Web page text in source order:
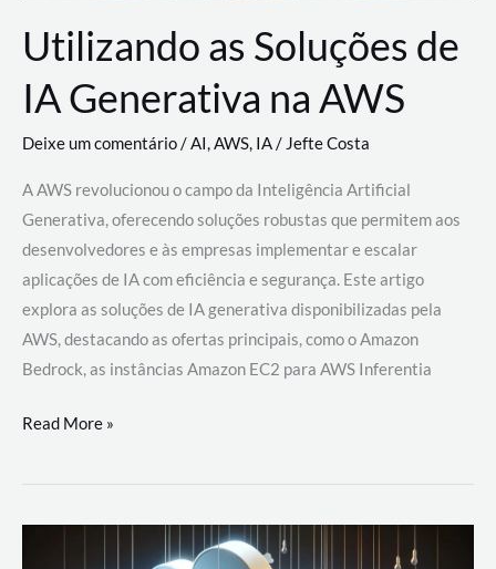
Utilizando as Soluções de
IA Generativa na AWS
Deixe um comentário/AI,AWS, IA/Jefte Costa
A AWS revolucionou o campo da Inteligência Artificial
Generativa, oferecendo soluções robustas que permitem aos
desenvolvedores e às empresas implementar e escalar
aplicações de IA com eficiência e segurança. Este artigo
explora as soluções de IA generativa disponibilizadas pela
AWS, destacando as ofertas principais, como o Amazon
Bedrock, as instâncias Amazon EC2 para AWS Inferentia
Utilizando
Soluções
Read More »